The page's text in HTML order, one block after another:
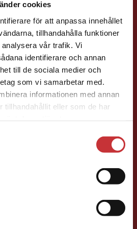
cookies
för att anpassa innehållet
tillhandahålla funktioner
vår trafik. Vi
identifierare och annan
till de sociala medier och
som vi samarbetar med.
informationen med annan
tillhandahållit eller som de har
fraktregion
du besöker
via en enhet utanför Sverige.
utanför Sverige. För
köp måste
Läromedel och
lättläst
9, Planeringsverktyg
31 22 14
E-post
Läromedel och